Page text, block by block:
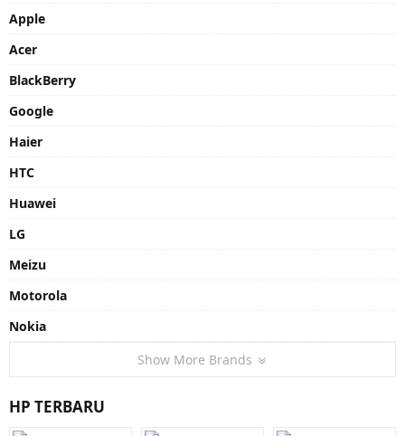
Apple
Acer
BlackBerry
Google
Haier
HTC
Huawei
LG
Meizu
Motorola
Nokia
Show More Brands
HP TERBARU